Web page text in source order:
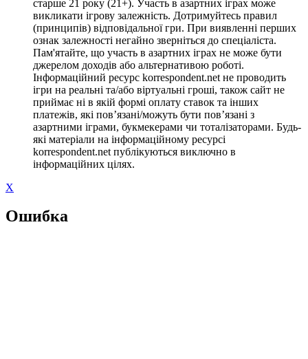
старше 21 року (21+). Участь в азартних іграх може
викликати ігрову залежність. Дотримуйтесь правил
(принципів) відповідальної гри. При виявленні перших
ознак залежності негайно зверніться до спеціаліста.
Пам'ятайте, що участь в азартних іграх не може бути
джерелом доходів або альтернативою роботі.
Інформаційний ресурс korrespondent.net не проводить
ігри на реальні та/або віртуальні гроші, також сайт не
приймає ні в якій формі оплату ставок та інших
платежів, які пов’язані/можуть бути пов’язані з
азартними іграми, букмекерами чи тоталізаторами. Будь-
які матеріали на інформаційному ресурсі
korrespondent.net публікуються виключно в
інформаційних цілях.
X
Ошибка